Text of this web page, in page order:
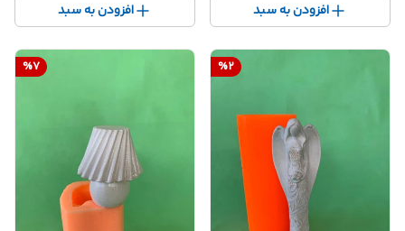
افزودن به سبد افزودن به سبد
%2
%7